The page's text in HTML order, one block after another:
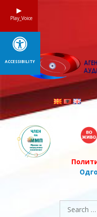
Search
for:
Play_Voice
ACCESSIBILITY